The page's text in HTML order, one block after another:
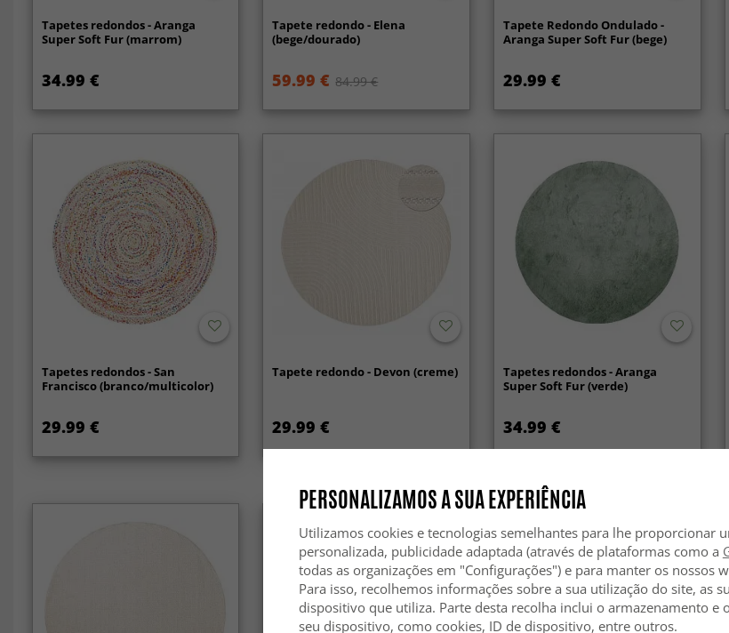
Tapetes redondos - Aranga
Super Soft Fur (marrom)
34.99 €
Tapete redondo - Elena
(bege/dourado)
59.99 € 84.99 €
Tapete Redondo Ondulado -
Aranga Super Soft Fur (bege)
29.99 €
Tapetes redondos - San
Francisco (branco/multicolor)
29.99 €
Tapete redondo - Devon (creme)
29.99 €
Tapetes redondos - Aranga
Super Soft Fur (verde)
34.99 €
PERSONALIZAMOS A SUA EXPERIÊNCIA
Utilizamos cookies e tecnologias semelhantes para lhe proporcionar
personalizada, publicidade adaptada (através de plataformas como a
todas as organizações em "Configurações") e para manter os nossos
Para isso, recolhemos informações sobre a sua utilização do site, as
dispositivo que utiliza. Parte desta recolha inclui o armazenamento e
seu dispositivo, como cookies, ID de dispositivo, entre outros.